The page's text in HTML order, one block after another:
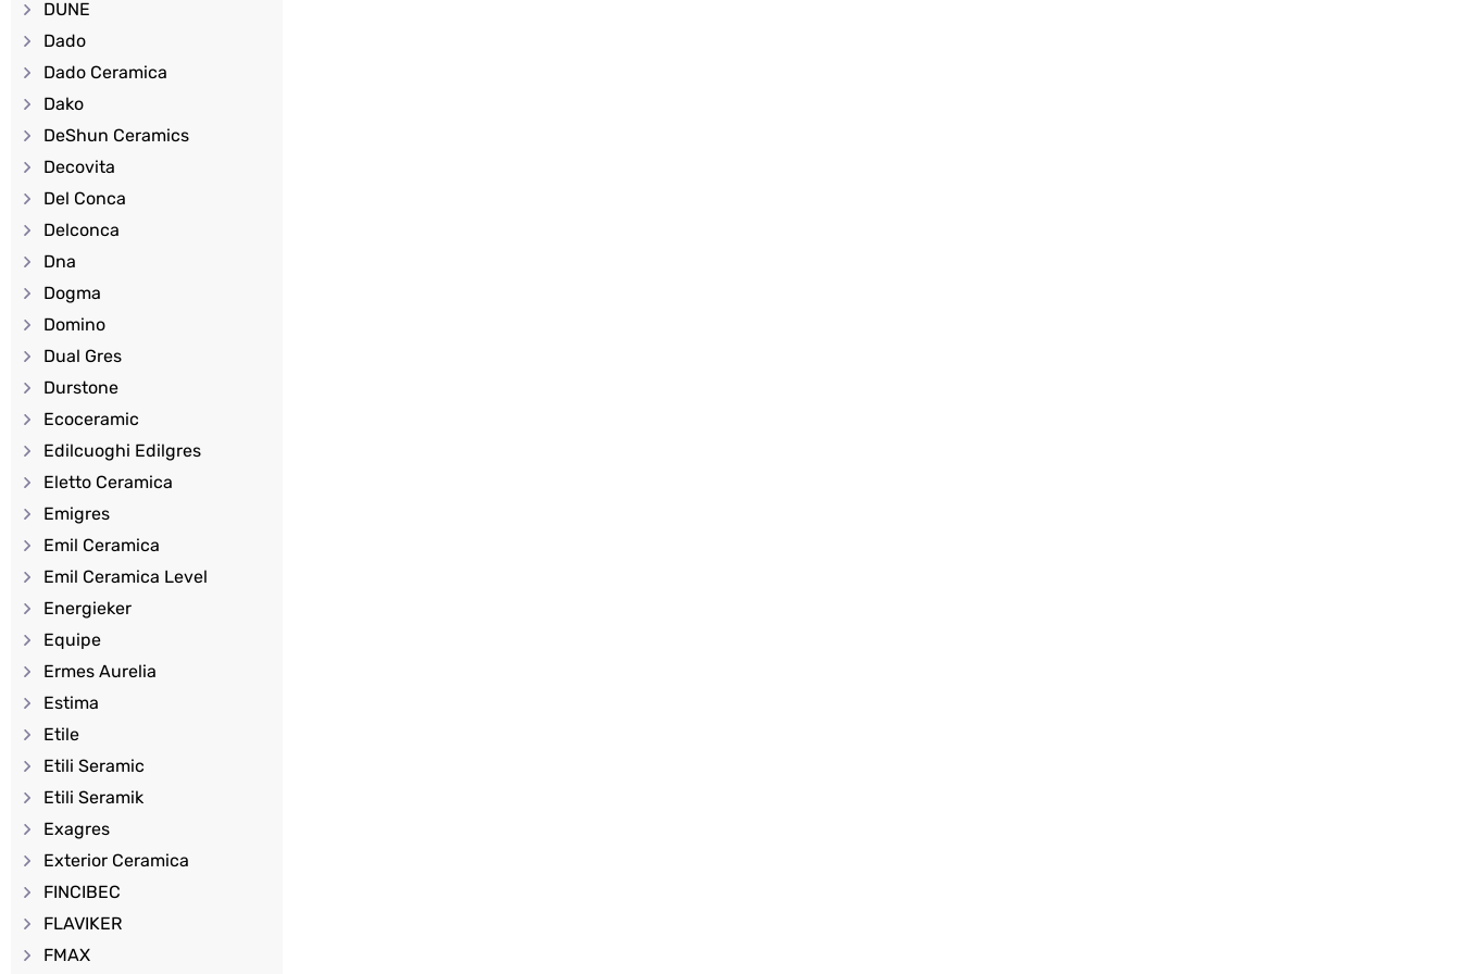
DUNE
Dado
Dado Ceramica
Dako
DeShun Ceramics
Decovita
Del Conca
Delconca
Dna
Dogma
Domino
Dual Gres
Durstone
Ecoceramic
Edilcuoghi Edilgres
Eletto Ceramica
Emigres
Emil Ceramica
Emil Ceramica Level
Energieker
Equipe
Ermes Aurelia
Estima
Etile
Etili Seramic
Etili Seramik
Exagres
Exterior Ceramica
FINCIBEC
FLAVIKER
FMAX